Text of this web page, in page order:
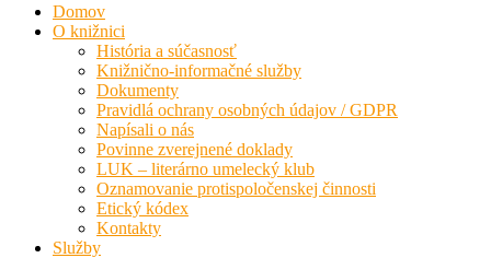
Domov
O knižnici
História a súčasnosť
Knižnično-informačné služby
Dokumenty
Pravidlá ochrany osobných údajov / GDPR
Napísali o nás
Povinne zverejnené doklady
LUK – literárno umelecký klub
Oznamovanie protispoločenskej činnosti
Etický kódex
Kontakty
Služby